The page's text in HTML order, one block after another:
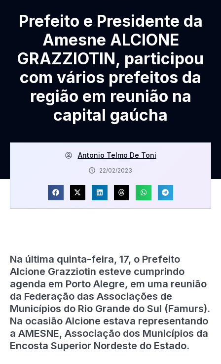
Prefeito e Presidente da
Amesne ALCIONE
GRAZZIOTIN, participou
com vários prefeitos da
região em reunião na
capital gaúcha
Antonio Telmo De Toni
22/02/2023
Na última quinta-feira, 17, o Prefeito
Alcione Grazziotin esteve cumprindo
agenda em Porto Alegre, em uma reunião
da Federação das Associações de
Municípios do Rio Grande do Sul (Famurs).
Na ocasião Alcione estava representando
a AMESNE, Associação dos Municípios da
Encosta Superior Nordeste do Estado.